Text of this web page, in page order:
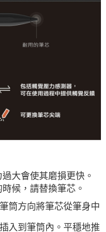
大會使其磨損更快。
候，請替換筆芯。
筒方向將筆芯從筆身中
入到筆筒內。平穩地推